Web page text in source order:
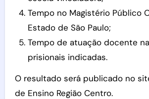
Tempo no Magistério Público
Estado de São Paulo;
Tempo de atuação docente
prisionais indicadas.
O resultado será publicado no
de Ensino Região Centro.